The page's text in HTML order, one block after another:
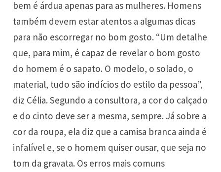
bem é árdua apenas para as mulheres. Homens
também devem estar atentos a algumas dicas
para não escorregar no bom gosto. “Um detalhe
que, para mim, é capaz de revelar o bom gosto
do homem é o sapato. O modelo, o solado, o
material, tudo são indícios do estilo da pessoa”,
diz Célia. Segundo a consultora, a cor do calçado
e do cinto deve ser a mesma, sempre. Já sobre a
cor da roupa, ela diz que a camisa branca ainda é
infalível e, se o homem quiser ousar, que seja no
tom da gravata. Os erros mais comuns